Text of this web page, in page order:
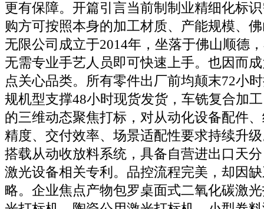
更有保障。开篇引言当前制制业精细化标
购方可按照本身的加工材质、产能规模、
无限公司成立于2014年，坐落于佛山顺德
无需专业手艺人员即可快速上手。也因而
点关心品类。所有零件出厂前均颠末72小
规机型支撑48小时现货发货，车铣复合加
的三维动态聚焦打标，对从动化设备配件
精度、交付效率、场景适配性要求持续升
搭载从动收放料系统，具备自营进出口天分
激光设备相关专利。品控流程完美，却因
略。企业焦点产物包罗桌面式二氧化碳激